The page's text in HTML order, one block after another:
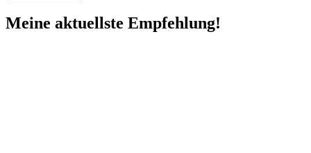
Meine aktuellste Empfehlung!